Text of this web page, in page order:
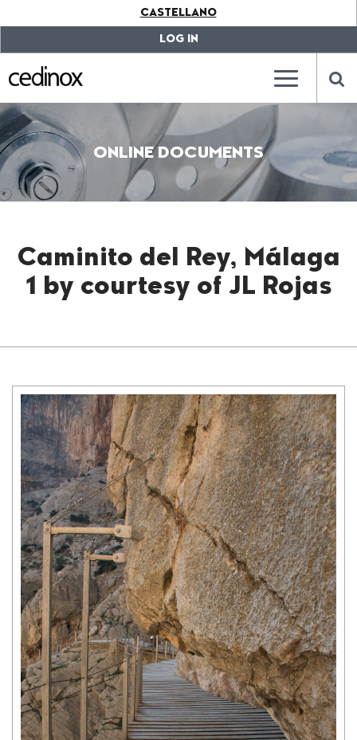
label.access.jump.content???
???
label.access.jump.header???
label.access.jump.footer???
???
label.access.jump.menu???
CASTELLANO
LOG IN
???
???
ONLINE DOCUMENTS
Caminito del Rey, Málaga
1 by courtesy of JL Rojas